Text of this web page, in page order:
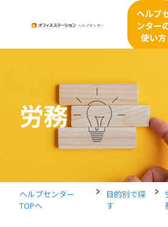
ヘルプ
ンター
使い方
労務
ヘルプセンター
TOPへ
>
目的別で探
す
>